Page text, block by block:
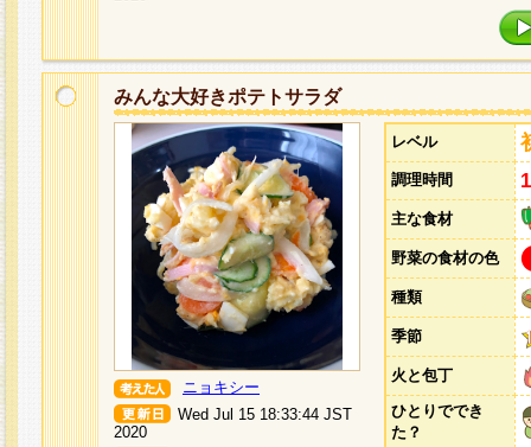
みんな大好きポテトサラダ
ニョキシー
Wed Jul 15 18:33:44 JST
2020
レベル
調理時間
主な食材
野菜の食材の色
種類
季節
火と包丁
ひとりででき
た？